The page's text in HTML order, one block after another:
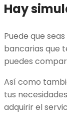
Hay
Puede que
bancarias que
puedes
Así como
tus
adquirir el